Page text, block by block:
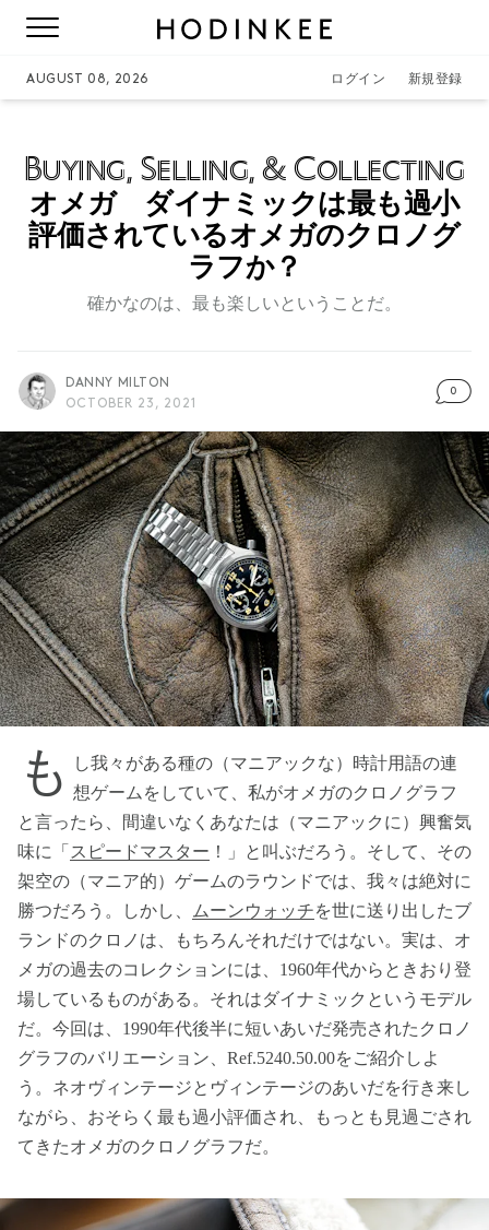
AUGUST 08, 2026 ログイン 新規登録
Buying, Selling, & Collecting
オメガ ダイナミックは最も過小
評価されているオメガのクロノグ
ラフか？
確かなのは、最も楽しいということだ。
DANNY MILTON
OCTOBER 23, 2021
0
も
し我々がある種の（マニアックな）時計用語の連
想ゲームをしていて、私がオメガのクロノグラフ
と言ったら、間違いなくあなたは（マニアックに）興奮気
味に「 スピードマスター ！」と叫ぶだろう。そして、その
架空の（マニア的）ゲームのラウンドでは、我々は絶対に
勝つだろう。しかし、
ムーンウォッチを世に送り出したブ
ランドのクロノは、もちろんそれだけではない。実は、オ
メガの過去のコレクションには、1960年代からときおり登
場しているものがある。それはダイナミックというモデル
だ。今回は、1990年代後半に短いあいだ発売されたクロノ
グラフのバリエーション、Ref.5240.50.00をご紹介しよ
う。ネオヴィンテージとヴィンテージのあいだを行き来し
ながら、おそらく最も過小評価され、もっとも見過ごされ
てきたオメガのクロノグラフだ。